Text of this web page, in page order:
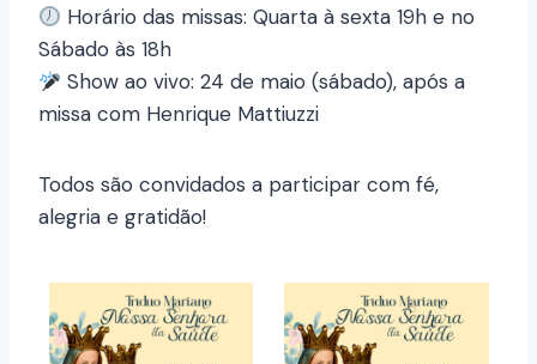
Horário das missas: Quarta à sexta 19h e no
Sábado às 18h
Show ao vivo: 24 de maio (sábado), após a
missa com Henrique Mattiuzzi
Todos são convidados a participar com fé,
alegria e gratidão!